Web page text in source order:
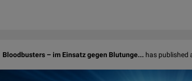
Bloodbusters – im Einsatz gegen Blutunge... has published